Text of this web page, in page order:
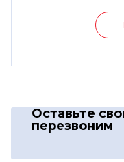
Оставьте
перезвоним